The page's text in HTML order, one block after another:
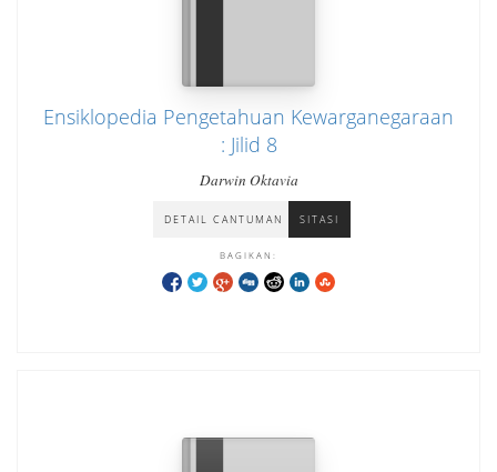
Ensiklopedia Pengetahuan Kewarganegaraan
: Jilid 8
Darwin Oktavia
DETAIL CANTUMAN SITASI
BAGIKAN: